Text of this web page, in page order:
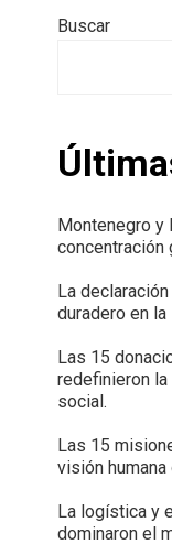
Buscar
Montenegro y
concentración
La
duradero en
Las 15
redefinieron
social.
Las 15
visión
La logística y
dominaron el